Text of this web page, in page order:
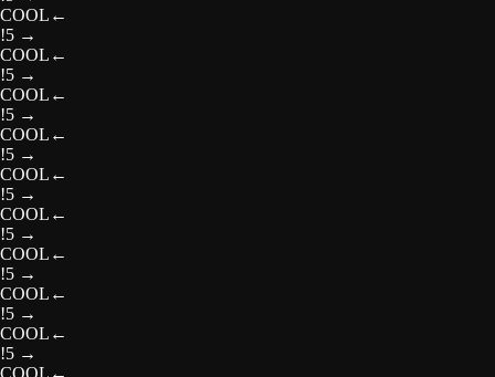
COOL ←
!5 →
COOL ←
!5 →
COOL ←
!5 →
COOL ←
!5 →
COOL ←
!5 →
COOL ←
!5 →
COOL ←
!5 →
COOL ←
!5 →
COOL ←
!5 →
COOL ←